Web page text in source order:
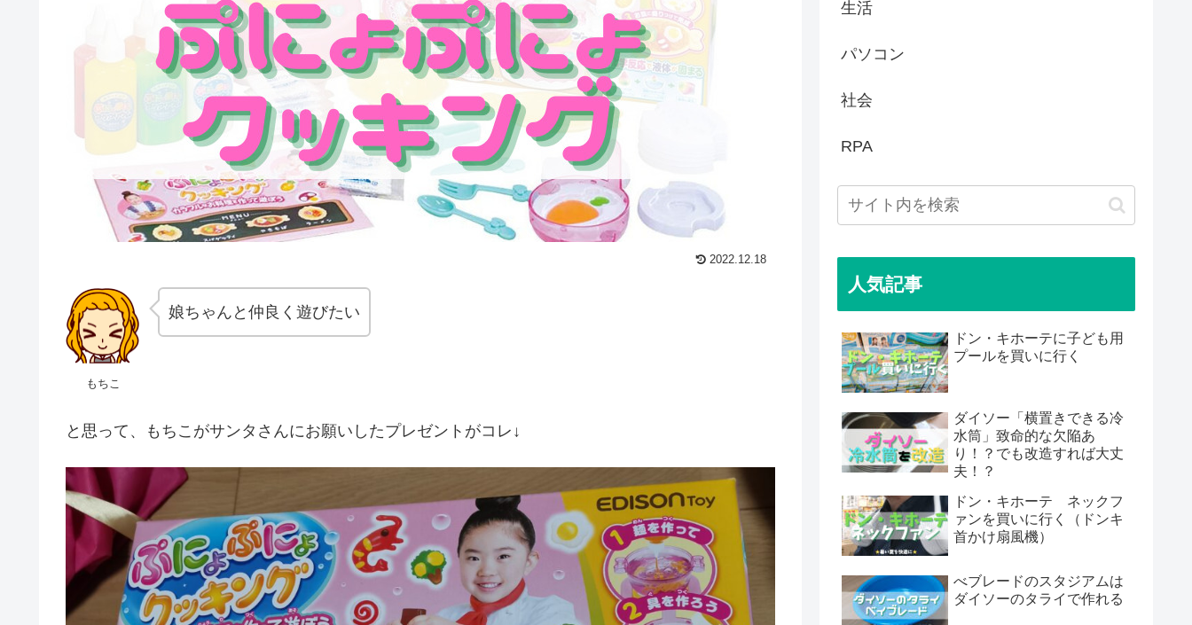
2022.12.18
もちこ
娘ちゃんと仲良く遊びたい
と思って、もちこがサンタさんにお願いしたプレゼントがコレ↓
生活
パソコン
社会
RPA
人気記事
ドン・キホーテに子ども用
プールを買いに行く
ダイソー「横置きできる冷
水筒」致命的な欠陥あ
り！？でも改造すれば大丈
夫！？
ドン・キホーテ ネックフ
ァンを買いに行く（ドンキ
首かけ扇風機）
べブレードのスタジアムは
ダイソーのタライで作れる